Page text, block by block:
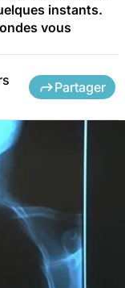
instants.
vous
Partager